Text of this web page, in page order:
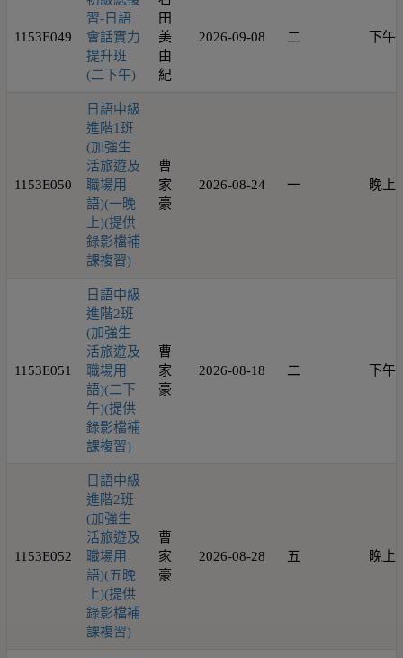
1153E049
習-日語
會話實力
提升班
(二下午)
田
美
由
紀
2026-09-08 二 下午
1153E050
日語中級
進階1班
(加強生
活旅遊及
職場用
語)(一晚
上)(提供
錄影檔補
課複習)
曹
家
豪
2026-08-24 一 晚上
1153E051
日語中級
進階2班
(加強生
活旅遊及
職場用
語)(二下
午)(提供
錄影檔補
課複習)
曹
家
豪
2026-08-18 二 下午
1153E052
日語中級
進階2班
(加強生
活旅遊及
職場用
語)(五晚
上)(提供
錄影檔補
課複習)
曹
家
豪
2026-08-28 五 晚上